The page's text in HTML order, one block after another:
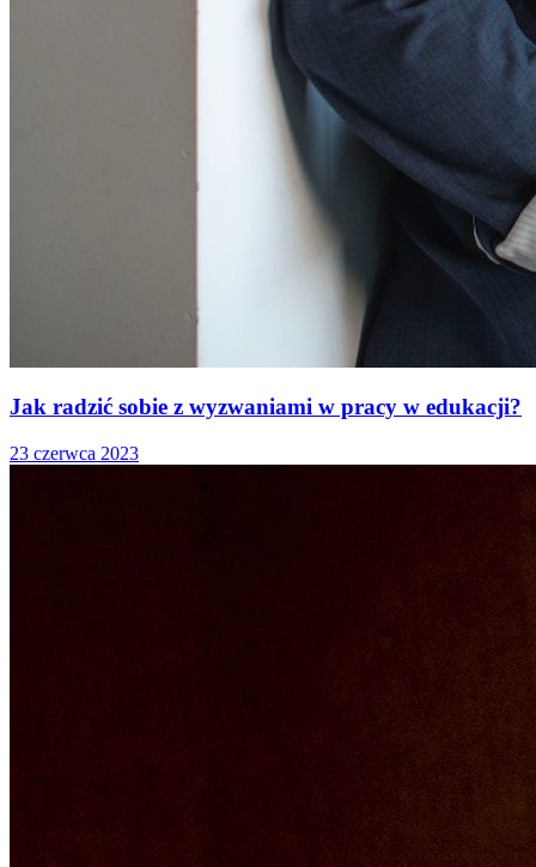
Jak radzić sobie z wyzwaniami w pracy w edukacji?
23 czerwca 2023